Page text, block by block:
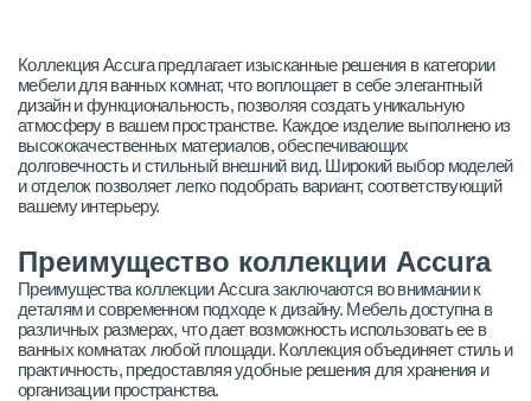
Коллекция Accura предлагает изысканные решения в категории
мебели для ванных комнат, что воплощает в себе элегантный
дизайн и функциональность, позволяя создать уникальную
атмосферу в вашем пространстве. Каждое изделие выполнено из
высококачественных материалов, обеспечивающих
долговечность и стильный внешний вид. Широкий выбор моделей
и отделок позволяет легко подобрать вариант, соответствующий
вашему интерьеру.
Преимущество коллекции Accura
Преимущества коллекции Accura заключаются во внимании к
деталям и современном подходе к дизайну. Мебель доступна в
различных размерах, что дает возможность использовать ее в
ванных комнатах любой площади. Коллекция объединяет стиль и
практичность, предоставляя удобные решения для хранения и
организации пространства.